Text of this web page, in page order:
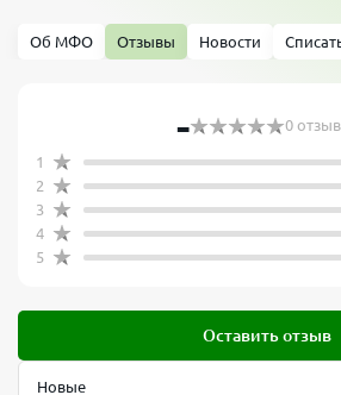
Об МФО Отзывы Новости
- 0
1
2
3
4
5
Оставить отзыв